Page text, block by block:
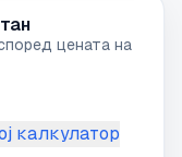
цената на
калкулатор